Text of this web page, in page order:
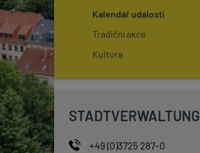
Kalendář událostí
Tradiční akce
Kultura
STADTVERWALTUNG
+49 (0)3725 287-0